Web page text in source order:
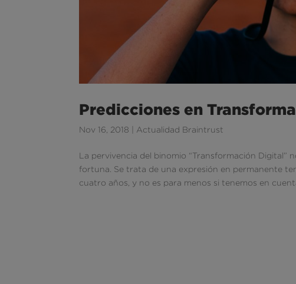
Predicciones en
Nov 16, 2018 Actualidad Braintrust
La pervivencia del binomio “Transformación Digital”
fortuna. Se trata de una expresión en permanente
cuatro años, y no es para menos si tenemos en